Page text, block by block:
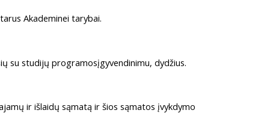
Akademinei tarybai.
su studijų programosįgyvendinimu, dydžius.
ir išlaidų sąmatą ir šios sąmatos įvykdymo